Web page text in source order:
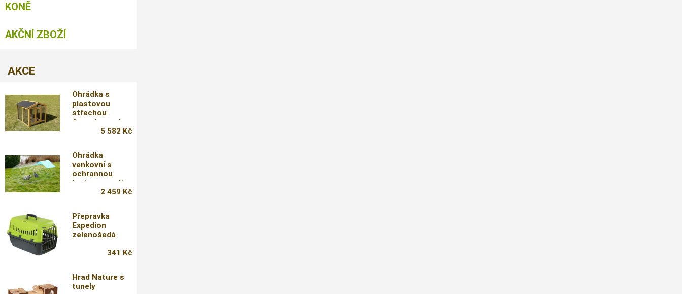
KONĚ
AKČNÍ ZBOŽÍ
AKCE
Ohrádka s
plastovou
střechou
Appartement
5 582 Kč
Ohrádka
venkovní s
ochrannou
barierou proti
podhrabání2 459 Kč
Přepravka
Expedion
zelenošedá
341 Kč
Hrad Nature s
tunely